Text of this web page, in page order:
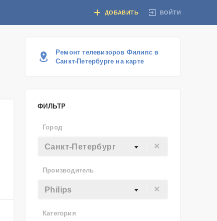
ВОЙТИ
ДОБАВИТЬ
Ремонт телевизоров Филипс в
Санкт-Петербурге на карте
ФИЛЬТР
Город
Санкт-Петербург
Производитель
Philips
Категория